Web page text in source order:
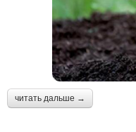
читать дальше →